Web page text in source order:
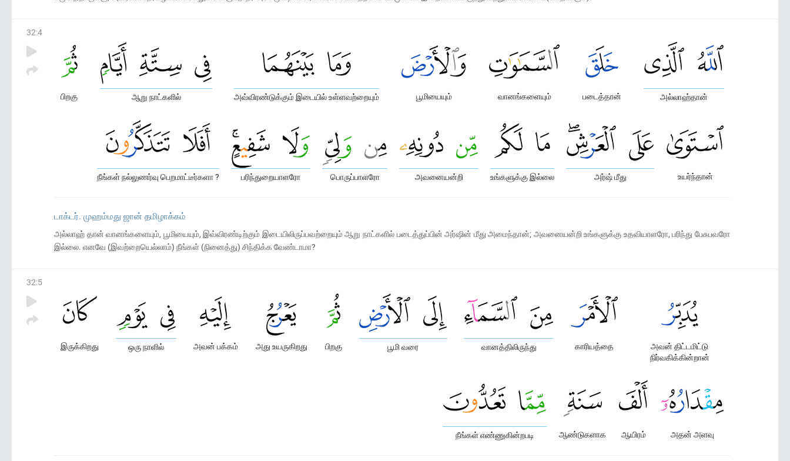
32:4
அல்லாஹ்தான்
படைத்தான்
வானங்களையும்
பூமியையும்
அவ்விரண்டுக்கும் இடையில் உள்ளவற்றையும்
ஆறு நாட்களில்
பிறகு
உயர்ந்தான்
அர்ஷ் மீது
உங்களுக்கு இல்லை
அவனையன்றி
பொருப்பாளரோ
பரிந்துறையாளரோ
நீங்கள் நல்லுணர்வு பெறமாட்டீர்களா ?
டாக்டர். முஹம்மது ஜான் தமிழாக்கம்
அல்லாஹ் தான் வானங்களையும், பூமியையும், இவ்விரண்டிற்கும் இடையிலிருப்பவற்றையும் ஆறு நாட்களில் படைத்துப்பின் அர்ஷின் மீது அமைந்தான்; அவனையன்றி உங்களுக்கு உதவியாளரோ, பரிந்து பேசுபவரோ
இல்லை. எனவே (இவற்றையெல்லாம்) நீங்கள் (நினைத்து) சிந்திக்க வேண்டாமா?
32:5
அவன் திட்டமிட்டு
நிர்வகிக்கின்றான்
காரியத்தை
வானத்திலிருந்து
பூமி வரை
பிறகு
அது உயருகிறது
அவன் பக்கம்
ஒரு நாளில்
இருக்கிறது
அதன் அளவு
ஆயிரம்
ஆண்டுகளாக
நீங்கள் எண்ணுகின்றபடி